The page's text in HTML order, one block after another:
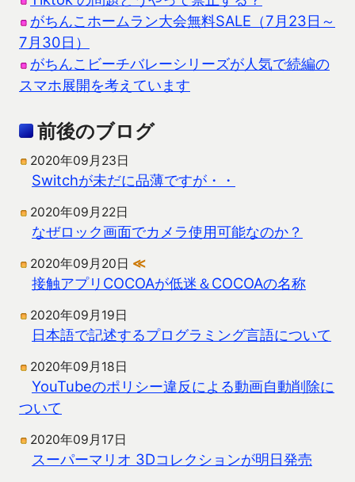
がちんこホームラン大会無料SALE（7月23日～
7月30日）
がちんこビーチバレーシリーズが人気で続編の
スマホ展開を考えています
前後のブログ
2020年09月23日
Switchが未だに品薄ですが・・
2020年09月22日
なぜロック画面でカメラ使用可能なのか？
2020年09月20日 ≪
接触アプリCOCOAが低迷＆COCOAの名称
2020年09月19日
日本語で記述するプログラミング言語について
2020年09月18日
YouTubeのポリシー違反による動画自動削除に
ついて
2020年09月17日
スーパーマリオ 3Dコレクションが明日発売